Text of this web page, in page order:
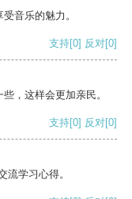
音乐的魅力。
支持[0] 反对[0]
，这样会更加亲民。
支持[0] 反对[0]
流学习心得。